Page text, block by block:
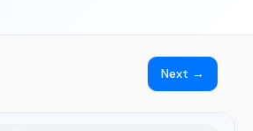
Next →